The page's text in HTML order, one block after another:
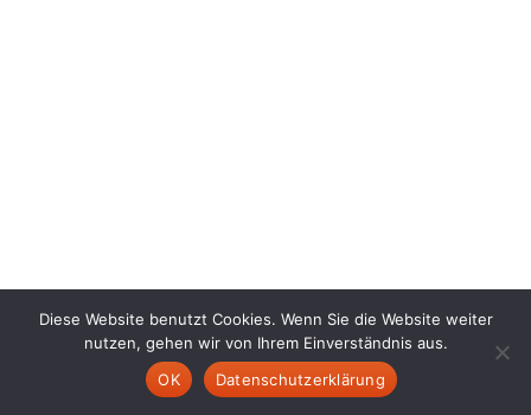
Diese Website benutzt Cookies. Wenn Sie die Website weiter
nutzen, gehen wir von Ihrem Einverständnis aus.
OK
Datenschutzerklärung